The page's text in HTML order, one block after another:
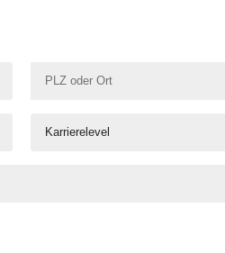
Karrierelevel